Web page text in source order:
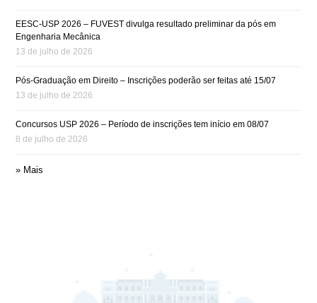
EESC-USP 2026 – FUVEST divulga resultado preliminar da pós em
Engenharia Mecânica
13 de julho de 2026
Pós-Graduação em Direito – Inscrições poderão ser feitas até 15/07
13 de julho de 2026
Concursos USP 2026 – Período de inscrições tem início em 08/07
8 de julho de 2026
» Mais